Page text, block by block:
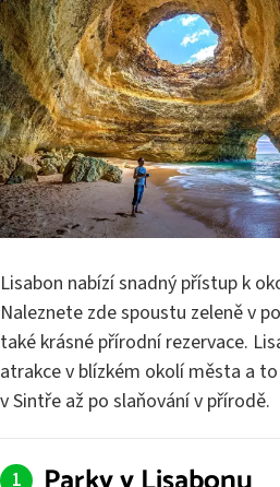
Lisabon nabízí snadný přístup k
Naleznete zde spoustu zeleně v
také krásné přírodní rezervace.
atrakce v blízkém okolí města a
v Sintře až po slaňování v přírodě.